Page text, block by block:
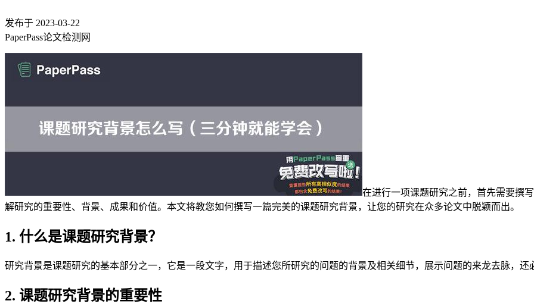
发布于 2023-03-22
PaperPass论文检测网
在进行一项课题研究之前，首先需要撰
解研究的重要性、背景、成果和价值。本文将教您如何撰写一篇完美的课题研究背景，让您的研究在众多论文中脱颖而出。
1. 什么是课题研究背景？
研究背景是课题研究的基本部分之一，它是一段文字，用于描述您所研究的问题的背景及相关细节，展示问题的来龙去脉，
2. 课题研究背景的重要性